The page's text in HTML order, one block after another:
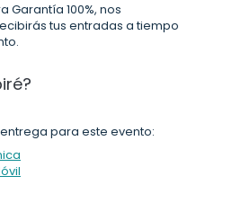
Garantía 100%, nos
tus entradas a tiempo
para este evento: